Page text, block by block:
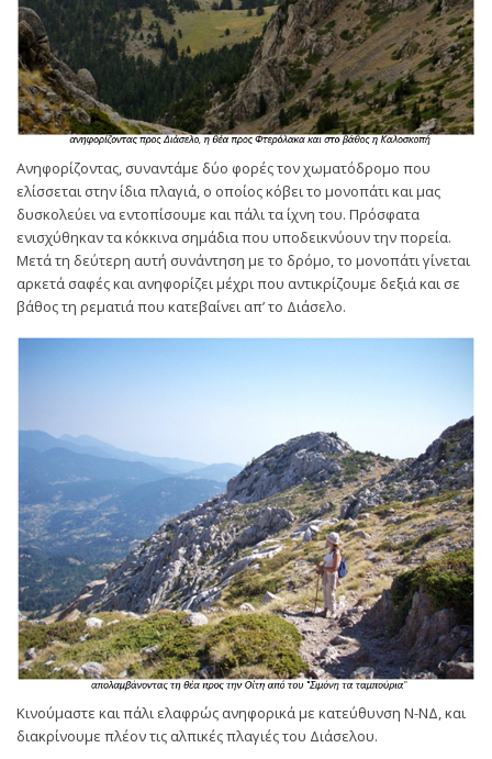
Ανηφορίζοντας, συναντάμε δύο φορές τον χωματόδρομο που
ελίσσεται στην ίδια πλαγιά, ο οποίος κόβει το μονοπάτι και μας
δυσκολεύει να εντοπίσουμε και πάλι τα ίχνη του. Πρόσφατα
ενισχύθηκαν τα κόκκινα σημάδια που υποδεικνύουν την πορεία.
Μετά τη δεύτερη αυτή συνάντηση με το δρόμο, το μονοπάτι γίνεται
αρκετά σαφές και ανηφορίζει μέχρι που αντικρίζουμε δεξιά και σε
βάθος τη ρεματιά που κατεβαίνει απ’ το Διάσελο.
Κινούμαστε και πάλι ελαφρώς ανηφορικά με κατεύθυνση Ν-ΝΔ, και
διακρίνουμε πλέον τις αλπικές πλαγιές του Διάσελου.